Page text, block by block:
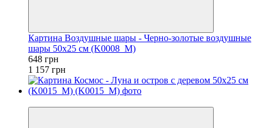
Картина Воздушные шары - Черно-золотые воздушные
шары 50x25 см (K0008_M)
648 грн
1 157 грн